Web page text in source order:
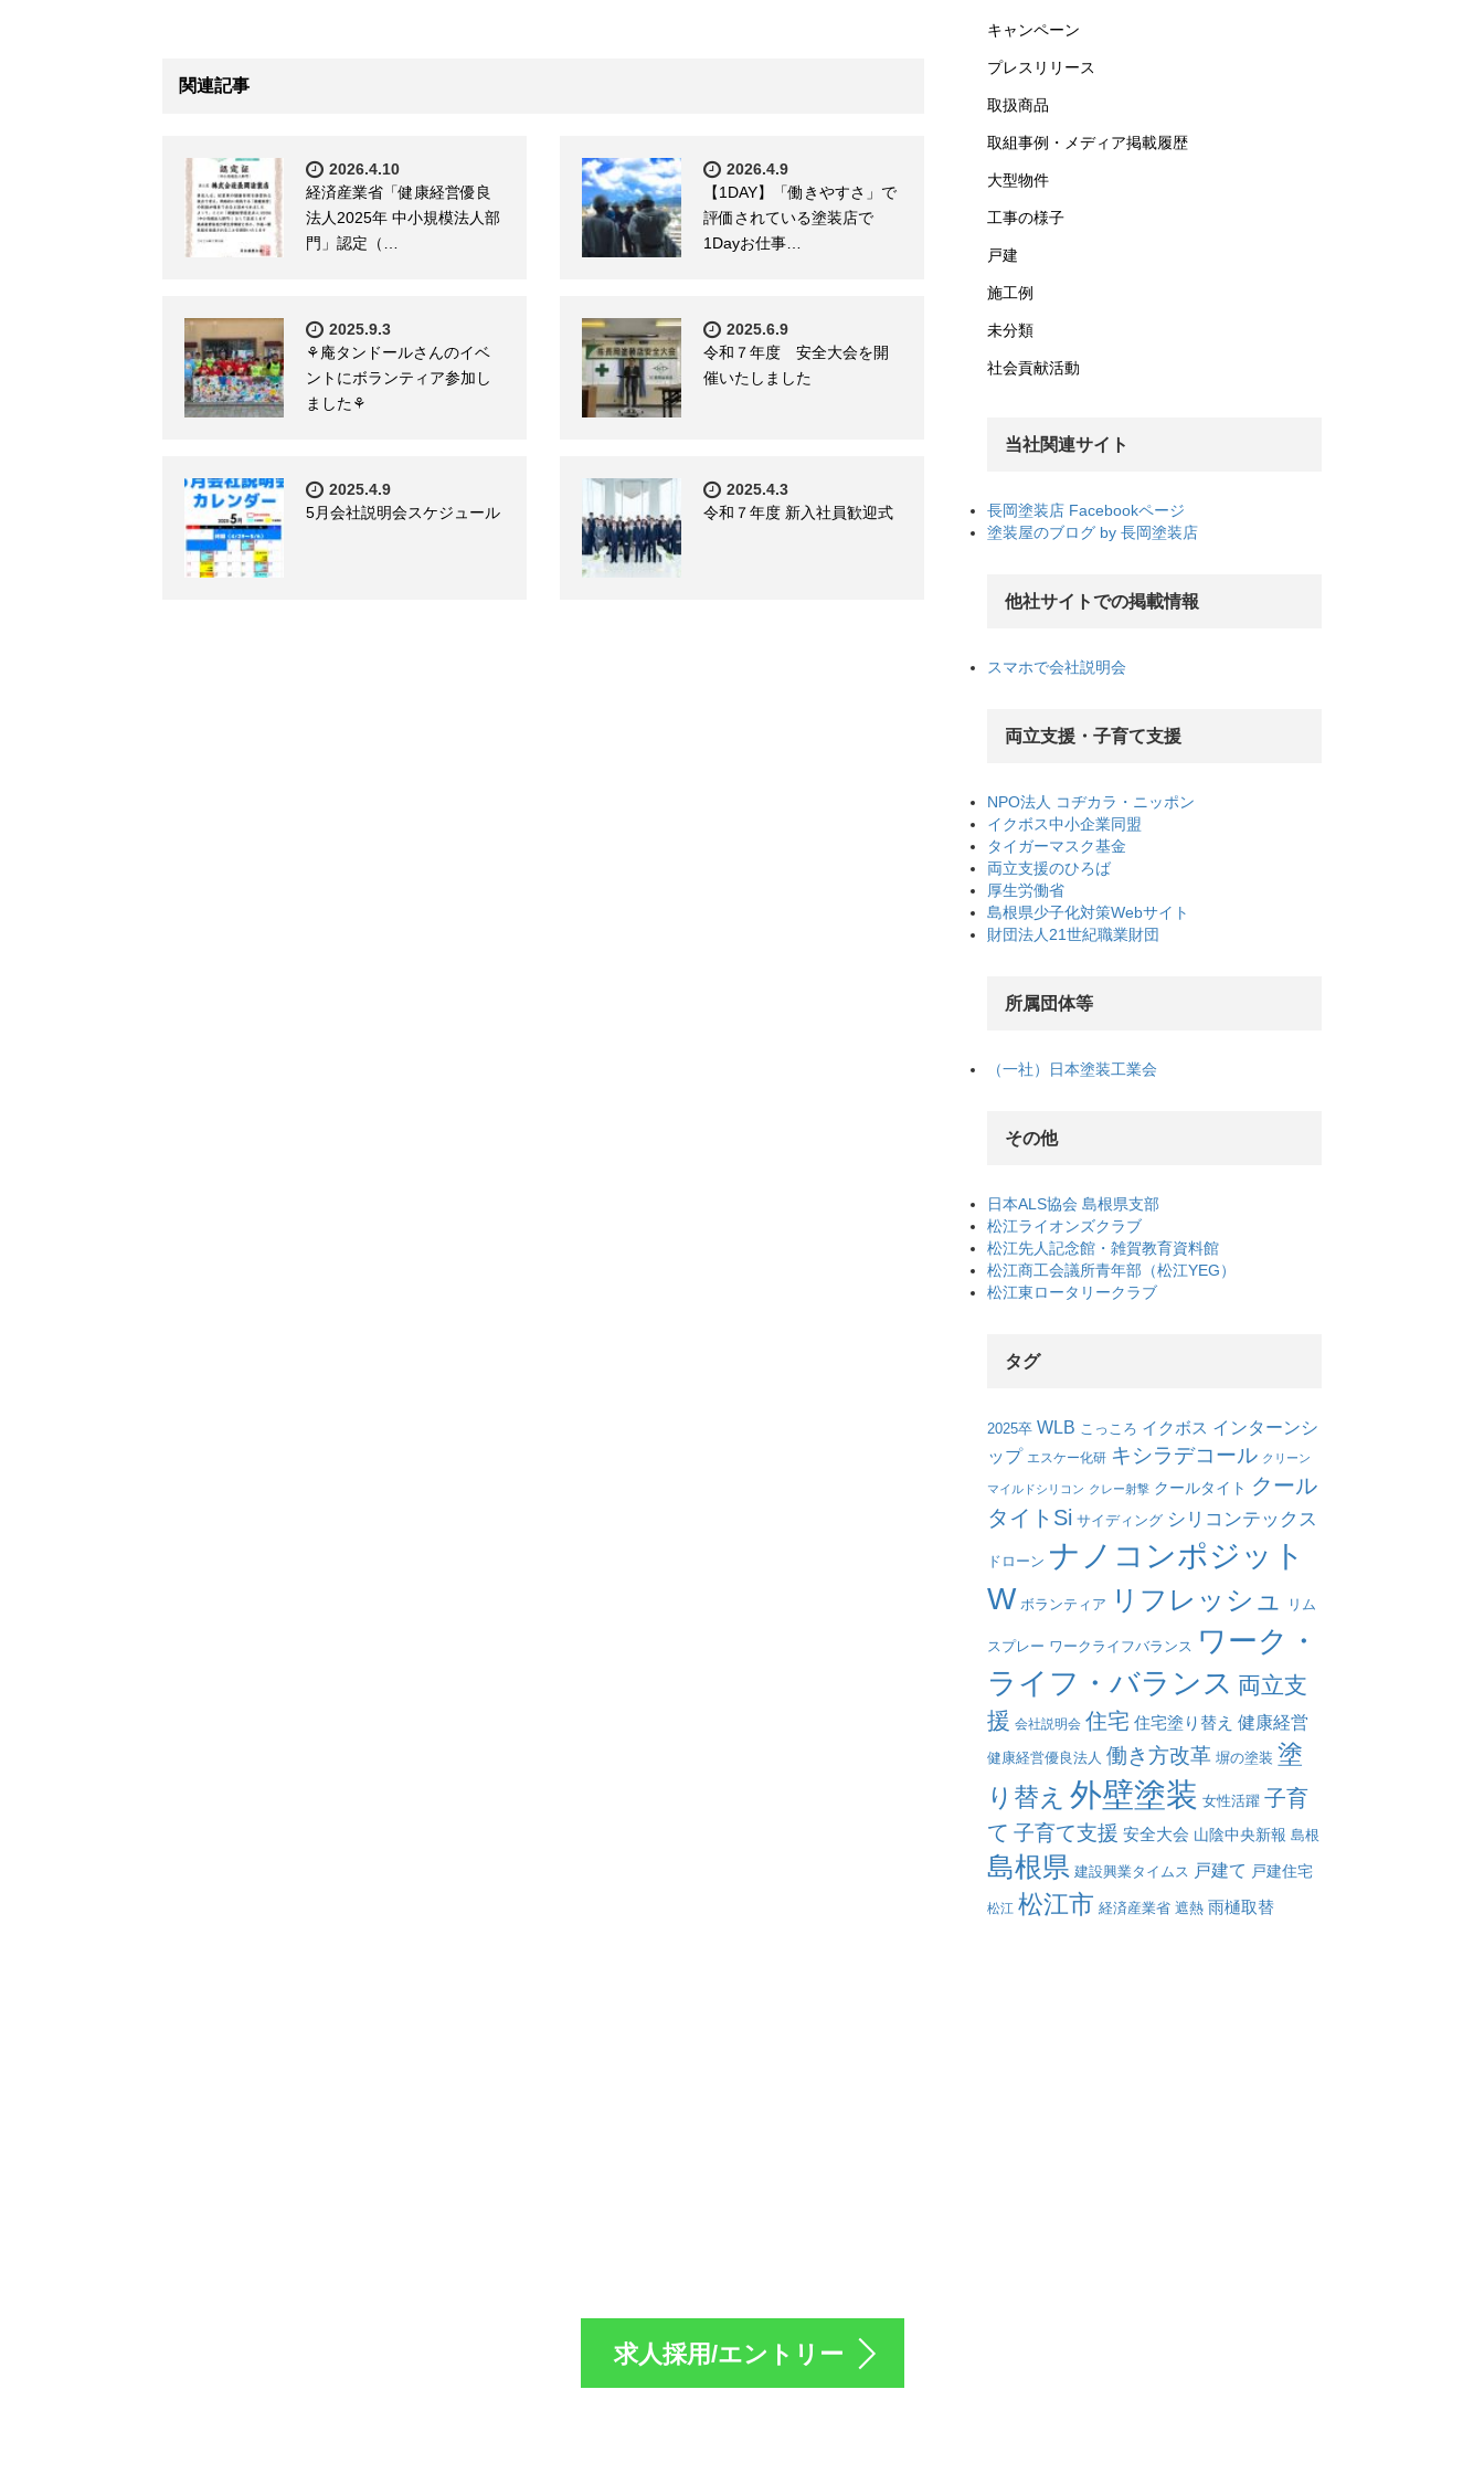
関連記事
2026.4.10
経済産業省「健康経営優良
法人2025年 中小規模法人部
門」認定（…
2026.4.9
【1DAY】「働きやすさ」で
評価されている塗装店で
1Dayお仕事…
2025.9.3
⚘庵タンドールさんのイベ
ントにボランティア参加し
ました⚘
2025.6.9
令和７年度 安全大会を開
催いたしました
2025.4.9
5月会社説明会スケジュール
2025.4.3
令和７年度 新入社員歓迎式
キャンペーン
プレスリリース
取扱商品
取組事例・メディア掲載履歴
大型物件
工事の様子
戸建
施工例
未分類
社会貢献活動
当社関連サイト
長岡塗装店 Facebookページ
塗装屋のブログ by 長岡塗装店
他社サイトでの掲載情報
スマホで会社説明会
両立支援・子育て支援
NPO法人 コヂカラ・ニッポン
イクボス中小企業同盟
タイガーマスク基金
両立支援のひろば
厚生労働省
島根県少子化対策Webサイト
財団法人21世紀職業財団
所属団体等
（一社）日本塗装工業会
その他
日本ALS協会 島根県支部
松江ライオンズクラブ
松江先人記念館・雑賀教育資料館
松江商工会議所青年部（松江YEG）
松江東ロータリークラブ
タグ
2025卒 WLB こっころ イクボス インターンシ
ップ エスケー化研 キシラデコール クリーン
マイルドシリコン クレー射撃 クールタイト クール
タイトSi サイディング シリコンテックス
ドローン ナノコンポジット
W ボランティア リフレッシュ リム
スプレー ワークライフバランス ワーク・
ライフ・バランス 両立支
援 会社説明会 住宅 住宅塗り替え 健康経営
健康経営優良法人 働き方改革 塀の塗装 塗
り替え 外壁塗装 女性活躍 子育
て 子育て支援 安全大会 山陰中央新報 島根
島根県 建設興業タイムス 戸建て 戸建住宅
松江 松江市 経済産業省 遮熱 雨樋取替
求人採用/エントリー